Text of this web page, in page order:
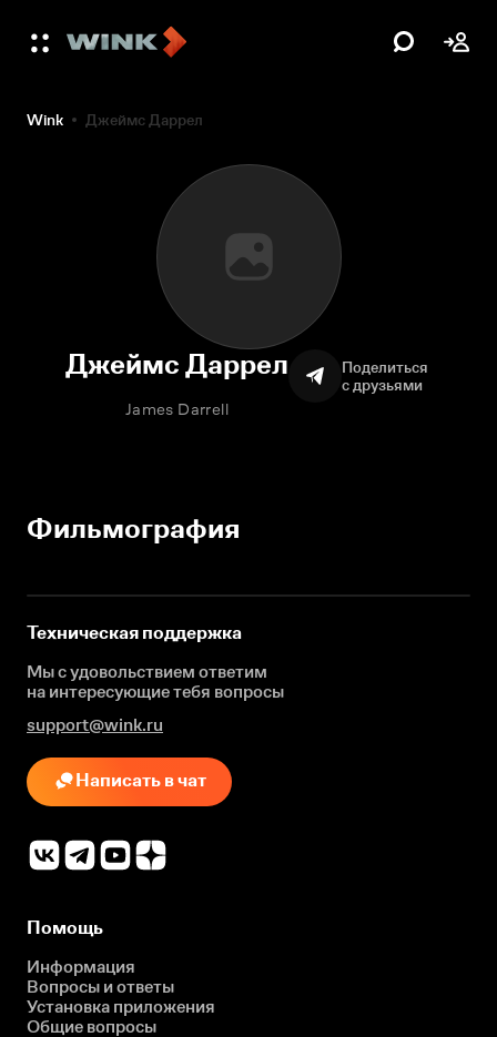
Wink Джеймс Даррел
Джеймс Даррел
James Darrell
Поделиться
с друзьями
Фильмография
Техническая поддержка
Мы с удовольствием ответим
на интересующиетебя вопросы
support@wink.ru
Написать в чат
Помощь
Информация
Вопросы и ответы
Установка приложения
Общие вопросы